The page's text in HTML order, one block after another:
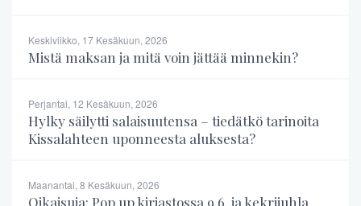
Keskiviikko, 17 Kesäkuun, 2026
Mistä maksan ja mitä voin jättää minnekin?
Perjantai, 12 Kesäkuun, 2026
Hylky säilytti salaisuutensa – tiedätkö tarinoita
Kissalahteen uponneesta aluksesta?
Maanantai, 8 Kesäkuun, 2026
Oikaisuja: Pop up kirjastossa 9.6. ja kekrijuhla